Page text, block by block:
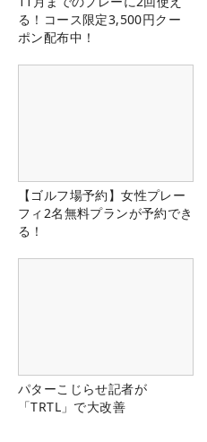
る！コース限定3,500円クー
ポン配布中！
【ゴルフ場予約】女性プレー
フィ2名無料プランが予約でき
る！
パターこじらせ記者が
「TRTL」で大改善